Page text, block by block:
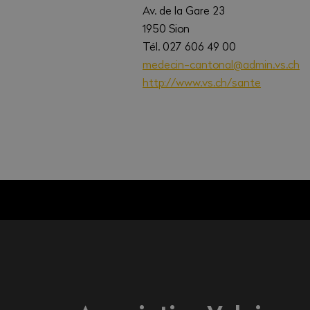
Av. de la Gare 23
1950 Sion
Tél. 027 606 49 00
medecin-cantonal@admin.vs.ch
http://www.vs.ch/sante